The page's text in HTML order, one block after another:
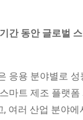
간 동안 글로벌
응용 분야별로
마트 제조 플랫
여러 산업 분야